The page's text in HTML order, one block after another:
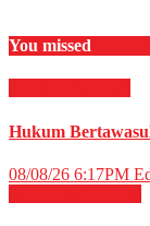
You missed
Hukum
08/08/26 6:17PM